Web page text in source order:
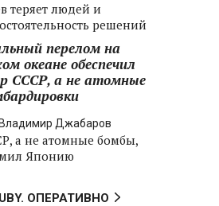
теряет людей и
решений
перелом на
океане обеспечил
СССР, а не атомные
Владимир Джабаров
а не атомные бомбы,
Японию
ОПЕРАТИВНО